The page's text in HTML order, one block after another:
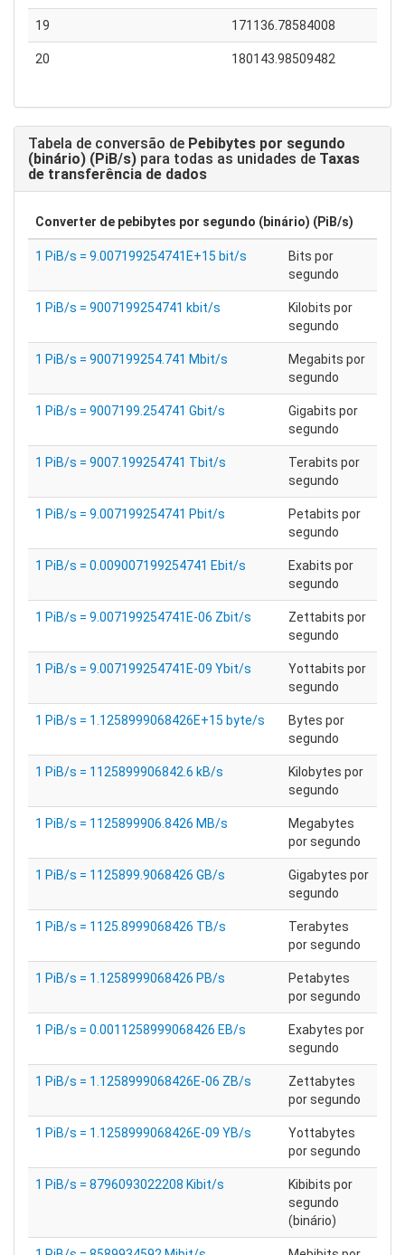
19 171136.78584008
20 180143.98509482
Tabela de conversão de Pebibytes por segundo
(binário) (PiB/s) para todas as unidades de Taxas
de transferência de dados
Converter de pebibytes por segundo (binário) (PiB/s)
1 PiB/s = 9.007199254741E+15 bit/s
Bits por
segundo
1 PiB/s = 9007199254741 kbit/s
Kilobits por
segundo
1 PiB/s = 9007199254.741 Mbit/s
Megabits por
segundo
1 PiB/s = 9007199.254741 Gbit/s
Gigabits por
segundo
1 PiB/s = 9007.199254741 Tbit/s
Terabits por
segundo
1 PiB/s = 9.007199254741 Pbit/s
Petabits por
segundo
1 PiB/s = 0.009007199254741 Ebit/s
Exabits por
segundo
1 PiB/s = 9.007199254741E-06 Zbit/s
Zettabits por
segundo
1 PiB/s = 9.007199254741E-09 Ybit/s
Yottabits por
segundo
1 PiB/s = 1.1258999068426E+15 byte/s
Bytes por
segundo
1 PiB/s = 1125899906842.6 kB/s
Kilobytes por
segundo
1 PiB/s = 1125899906.8426 MB/s
Megabytes
por segundo
1 PiB/s = 1125899.9068426 GB/s
Gigabytes por
segundo
1 PiB/s = 1125.8999068426 TB/s
Terabytes
por segundo
1 PiB/s = 1.1258999068426 PB/s
Petabytes
por segundo
1 PiB/s = 0.0011258999068426 EB/s
Exabytes por
segundo
1 PiB/s = 1.1258999068426E-06 ZB/s
Zettabytes
por segundo
1 PiB/s = 1.1258999068426E-09 YB/s
Yottabytes
por segundo
1 PiB/s = 8796093022208 Kibit/s
Kibibits por
segundo
(binário)